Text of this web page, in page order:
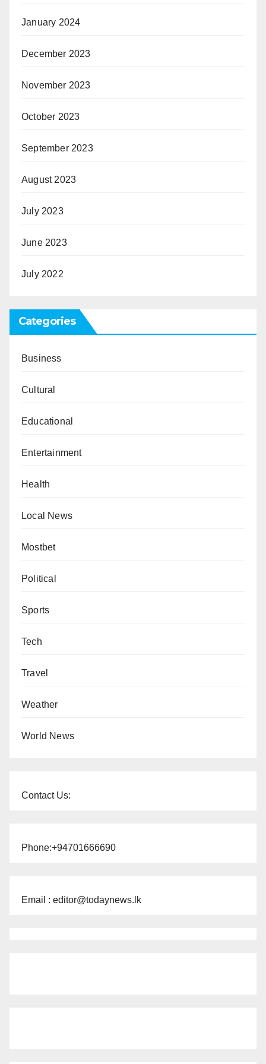
January 2024
December 2023
November 2023
October 2023
September 2023
August 2023
July 2023
June 2023
July 2022
Categories
Business
Cultural
Educational
Entertainment
Health
Local News
Mostbet
Political
Sports
Tech
Travel
Weather
World News
Contact Us:
Phone:+94701666690
Email : editor@todaynews.lk